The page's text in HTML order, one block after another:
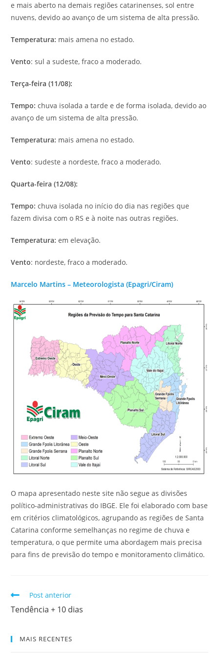
e mais aberto na demais regiões catarinenses, sol entre
nuvens, devido ao avanço de um sistema de alta pressão.
Temperatura: mais amena no estado.
Vento: sul a sudeste, fraco a moderado.
Terça-feira (11/08):
Tempo: chuva isolada a tarde e de forma isolada, devido ao
avanço de um sistema de alta pressão.
Temperatura: mais amena no estado.
Vento: sudeste a nordeste, fraco a moderado.
Quarta-feira (12/08):
Tempo: chuva isolada no início do dia nas regiões que
fazem divisa com o RS e à noite nas outras regiões.
Temperatura: em elevação.
Vento: nordeste, fraco a moderado.
Marcelo Martins – Meteorologista (Epagri/Ciram)
O mapa apresentado neste site não segue as divisões
político-administrativas do IBGE. Ele foi elaborado com base
em critérios climatológicos, agrupando as regiões de Santa
Catarina conforme semelhanças no regime de chuva e
temperatura, o que permite uma abordagem mais precisa
para fins de previsão do tempo e monitoramento climático.
Post anterior
Tendência + 10 dias
MAIS RECENTES